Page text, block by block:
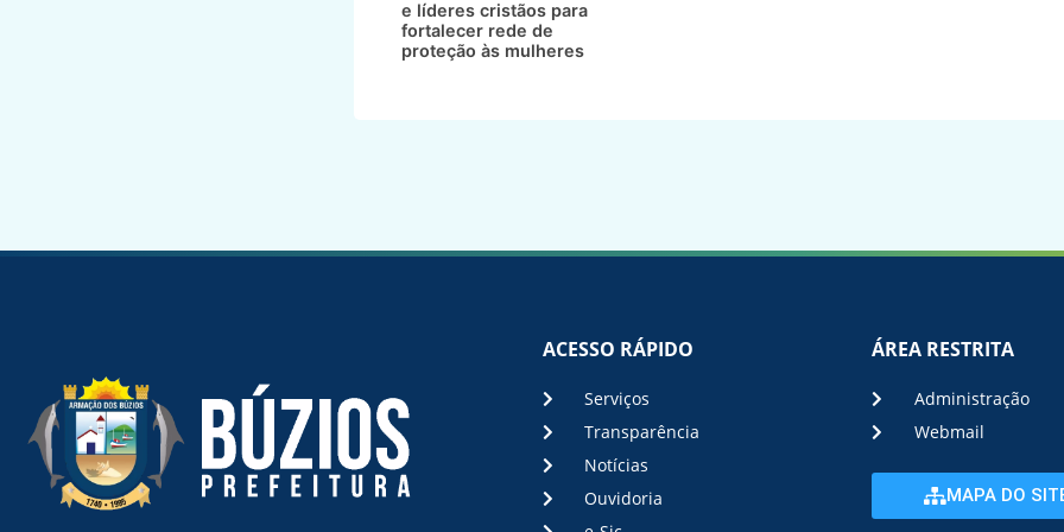
e líderes cristãos para
fortalecer rede de
proteção às mulheres
ACESSO RÁPIDO
Serviços
Transparência
Notícias
Ouvidoria
ÁREA RESTRITA
Administração
Webmail
MAPA DO